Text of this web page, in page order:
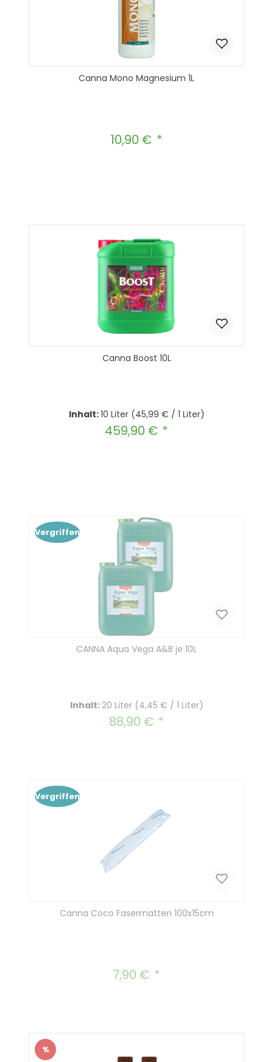
Canna Mono Magnesium 1L
Regulärer Preis:
10,90 €
Canna Boost 10L
Inhalt:10 Liter (45,99 € / 1 Liter)
Regulärer Preis:
459,90 €
Vergriffen
CANNA Aqua Vega A&B je 10L
Inhalt: 20 Liter (4,45 € / 1 Liter)
Regulärer Preis:
88,90 €
Vergriffen
Canna Coco Fasermatten 100x15cm
Regulärer Preis:
7,90 €
Rabatt
%